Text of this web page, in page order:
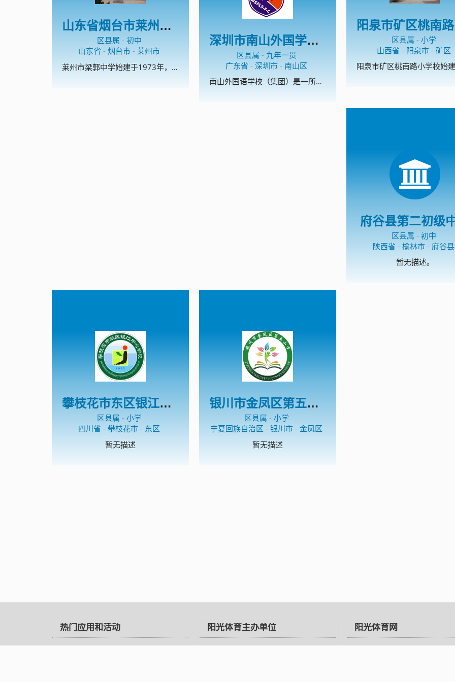
山东省烟台市莱州市梁郭中学
区县属 - 初中
山东省 - 烟台市 - 莱州市
莱州市梁郭中学始建于1973年，是一所地处比较偏远的农村学校。现有教职工50人，10个教学班。学校是烟台市规范化学校，烟台市电化教育示范校，莱州市安全文明校园，先后多次获得“莱州市教书育人先进单位”、“莱州市教学工作先进单位”、“莱州市德育工作先进单位”、“莱州市师德建设工作先进单位”等荣誉称号。 多年来，学校始终倡树的校风，的教风和的学风，以办人民满意的教育为宗旨，始终坚持德育为首，质量中心，重视教师队伍建设，促进教师专业成长，向科研要质量，向教改要成绩，积极探索农村学校特色办学之路，努力提高办学水平和效益。
深圳市南山外国学校（集团）文华学校
区县属 - 九年一贯
广东省 - 深圳市 - 南山区
南山外国语学校（集团）是一所集幼儿、小学、初中、高中为一体的集团化学校。南外（集团)文华学校是深圳市首批校园足球特色学校、深圳市传统项目学校；开展校园足球理念为：以丰富多彩的活动营造浓厚的校园足球氛围、以浓厚的校园足球氛围促进校园足球的普及。
区县属 - 小学
山西省 - 阳泉市- 矿区
府谷县第二初级
区县属 - 初中
陕西省 - 榆林市 - 府谷县
暂无描述。
攀枝花市东区银江中心学校
区县属 - 小学
四川省 - 攀枝花市 - 东区
暂无描述
银川市金凤区第五小学
区县属 - 小学
宁夏回族自治区 - 银川市 - 金凤区
暂无描述
热门应用和活动 阳光体育主办单位 阳光体育网